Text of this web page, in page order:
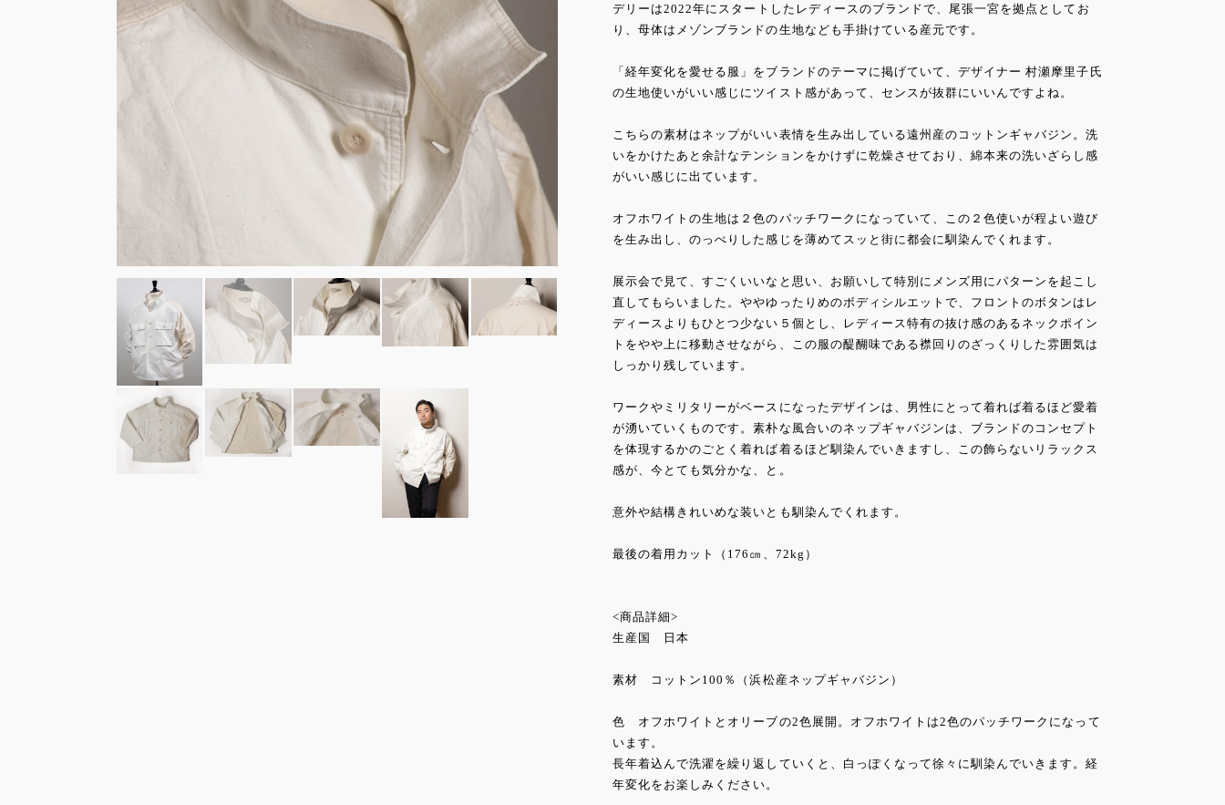
デリーは2022年にスタートしたレディースのブランドで、尾張一宮を拠点としてお
り、母体はメゾンブランドの生地なども手掛けている産元です。
「経年変化を愛せる服」をブランドのテーマに掲げていて、デザイナー 村瀬摩里子氏
の生地使いがいい感じにツイスト感があって、センスが抜群にいいんですよね。
こちらの素材はネップがいい表情を生み出している遠州産のコットンギャバジン。洗
いをかけたあと余計なテンションをかけずに乾燥させており、綿本来の洗いざらし感
がいい感じに出ています。
オフホワイトの生地は２色のパッチワークになっていて、この２色使いが程よい遊び
を生み出し、のっぺりした感じを薄めてスッと街に都会に馴染んでくれます。
展示会で見て、すごくいいなと思い、お願いして特別にメンズ用にパターンを起こし
直してもらいました。ややゆったりめのボディシルエットで、フロントのボタンはレ
ディースよりもひとつ少ない５個とし、レディース特有の抜け感のあるネックポイン
トをやや上に移動させながら、この服の醍醐味である襟回りのざっくりした雰囲気は
しっかり残しています。
ワークやミリタリーがベースになったデザインは、男性にとって着れば着るほど愛着
が湧いていくものです。素朴な風合いのネップギャバジンは、ブランドのコンセプト
を体現するかのごとく着れば着るほど馴染んでいきますし、この飾らないリラックス
感が、今とても気分かな、と。
意外や結構きれいめな装いとも馴染んでくれます。
最後の着用カット（176㎝、72kg）
<商品詳細>
生産国 日本
素材 コットン100％（浜松産ネップギャバジン）
色 オフホワイトとオリーブの2色展開。オフホワイトは2色のパッチワークになって
います。
長年着込んで洗濯を繰り返していくと、白っぽくなって徐々に馴染んでいきます。経
年変化をお楽しみください。